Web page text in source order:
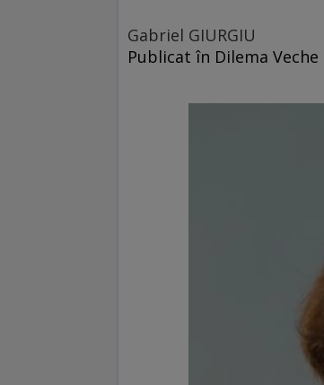
Gabriel GIURGIU
Publicat în Dilema